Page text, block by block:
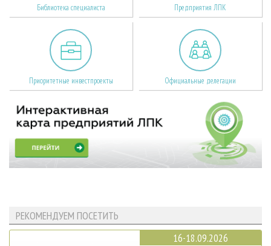
Библиотека специалиста Предприятия ЛПК
Приоритетные инвестпроекты Официальные делегации
РЕКОМЕНДУЕМ ПОСЕТИТЬ
16-18.09.2026